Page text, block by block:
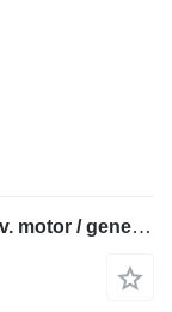
Cooler Tafelkoeler Koeler Radiator t.b.v. motor / generatorset t